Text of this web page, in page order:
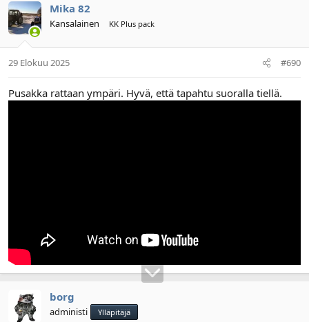
Mika 82
Kansalainen KK Plus pack
29 Elokuu 2025 #690
Pusakka rattaan ympäri. Hyvä, että tapahtu suoralla tiellä.
borg
administi Ylläpitäjä